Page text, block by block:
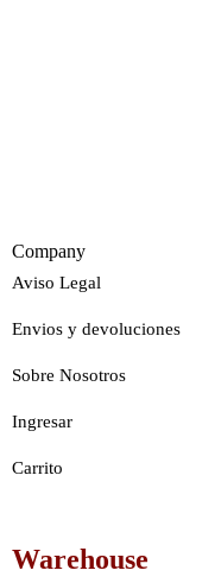
Company
Aviso Legal
Envios y devoluciones
Sobre Nosotros
Ingresar
Carrito
Warehouse